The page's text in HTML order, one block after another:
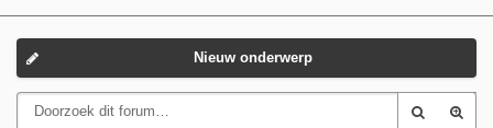
Nieuw onderwerp